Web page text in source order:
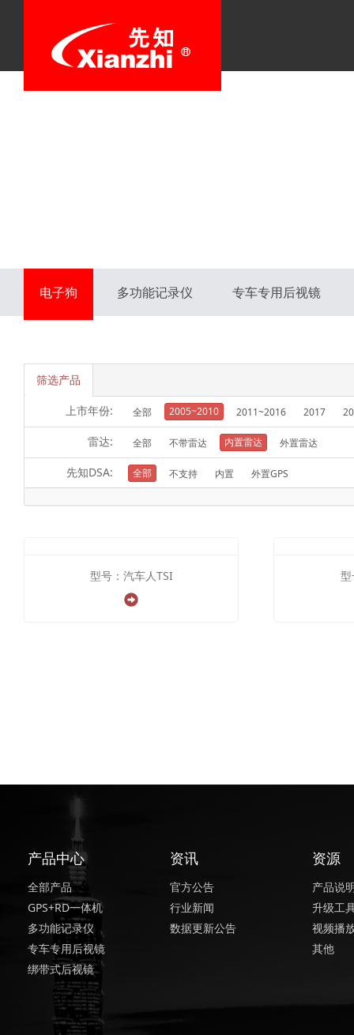
电子狗 多功能记录仪 专车专用后视镜
筛选产品
上市年份: 全部 2005~2010 2011~2016 2017
雷达: 全部 不带雷达 内置雷达 外置雷达
先知DSA: 全部 不支持 内置 外置GPS
型号：汽车人TSI 型
产品中心
全部产品
GPS+RD一体机
多功能记录仪
专车专用后视镜
绑带式后视镜
资讯
官方公告
行业新闻
数据更新公告
资源
产品说
升级工
视频播
其他